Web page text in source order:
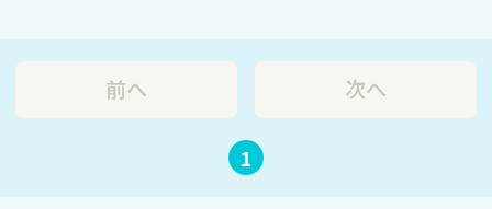
前へ
1
次へ